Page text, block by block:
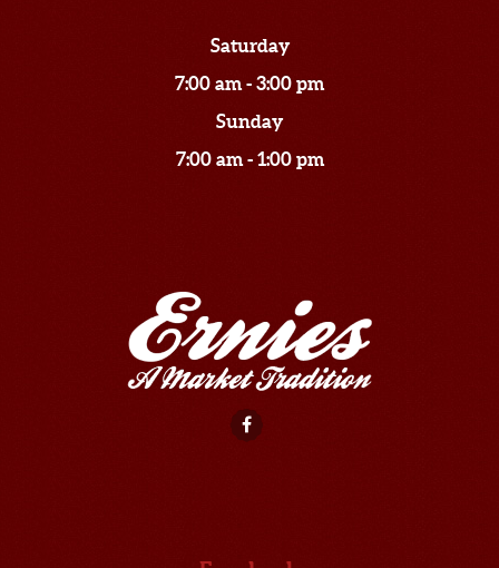
Saturday
7:00 am - 3:00 pm
Sunday
7:00 am - 1:00 pm